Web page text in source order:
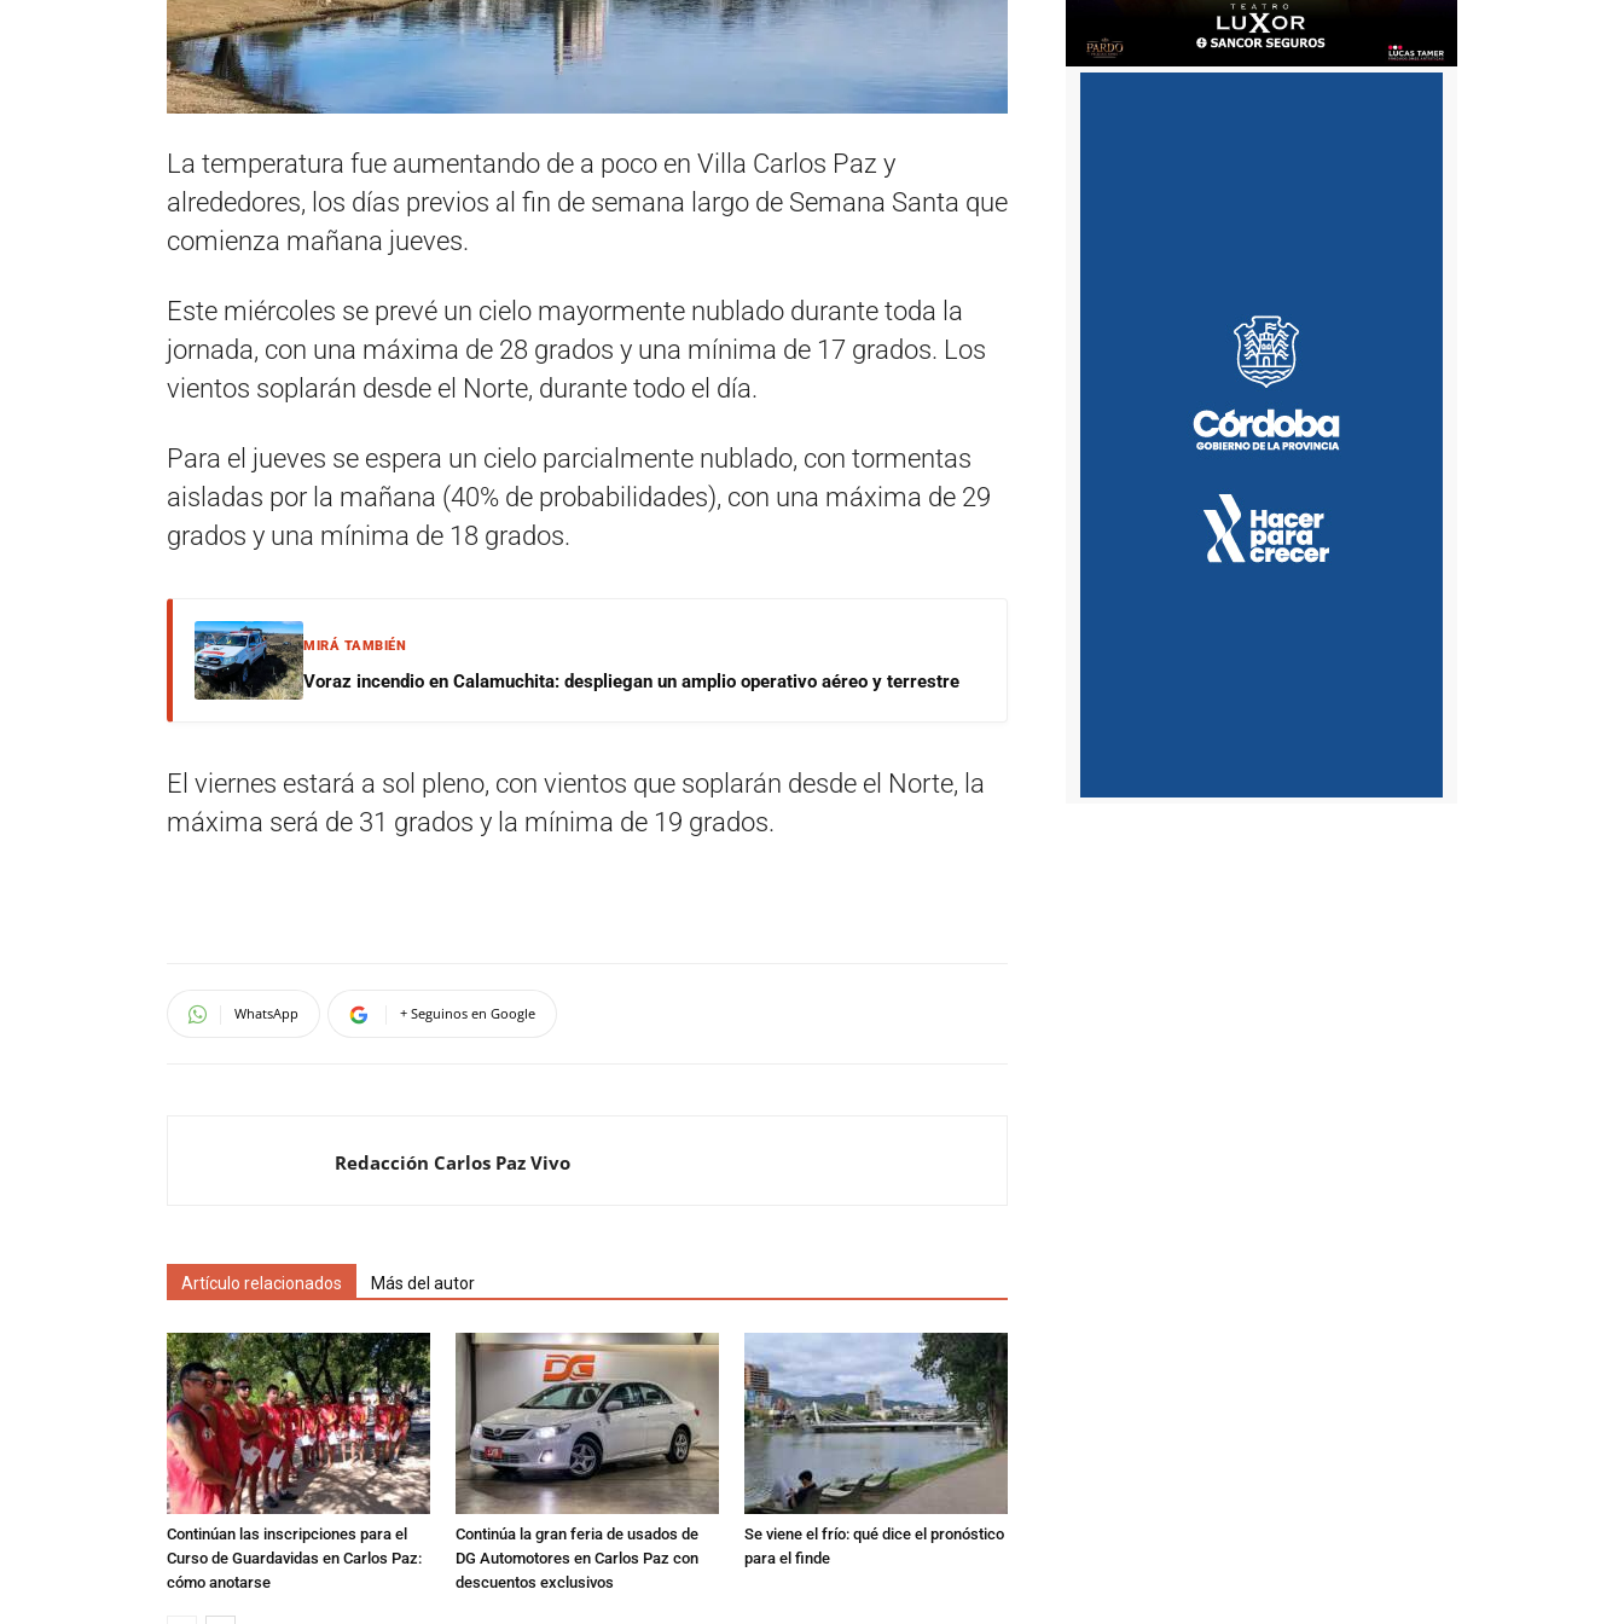
La temperatura fue aumentando de a poco en Villa Carlos Paz y
alrededores, los días previos al fin de semana largo de Semana Santa que
comienza mañana jueves.
Este miércoles se prevé un cielo mayormente nublado durante toda la
jornada, con una máxima de 28 grados y una mínima de 17 grados. Los
vientos soplarán desde el Norte, durante todo el día.
Para el jueves se espera un cielo parcialmente nublado, con tormentas
aisladas por la mañana (40% de probabilidades), con una máxima de 29
grados y una mínima de 18 grados.
MIRÁ TAMBIÉN
Voraz incendio en Calamuchita: despliegan un amplio operativo aéreo y terrestre
El viernes estará a sol pleno, con vientos que soplarán desde el Norte, la
máxima será de 31 grados y la mínima de 19 grados.
WhatsApp + Seguinos en Google
Redacción Carlos Paz Vivo
Artículo relacionados Más del autor
Continúan las inscripciones para el
Curso de Guardavidas en Carlos Paz:
cómo anotarse
Continúa la gran feria de usados de
DG Automotores en Carlos Paz con
descuentos exclusivos
Se viene el frío: qué dice el pronóstico
para el finde